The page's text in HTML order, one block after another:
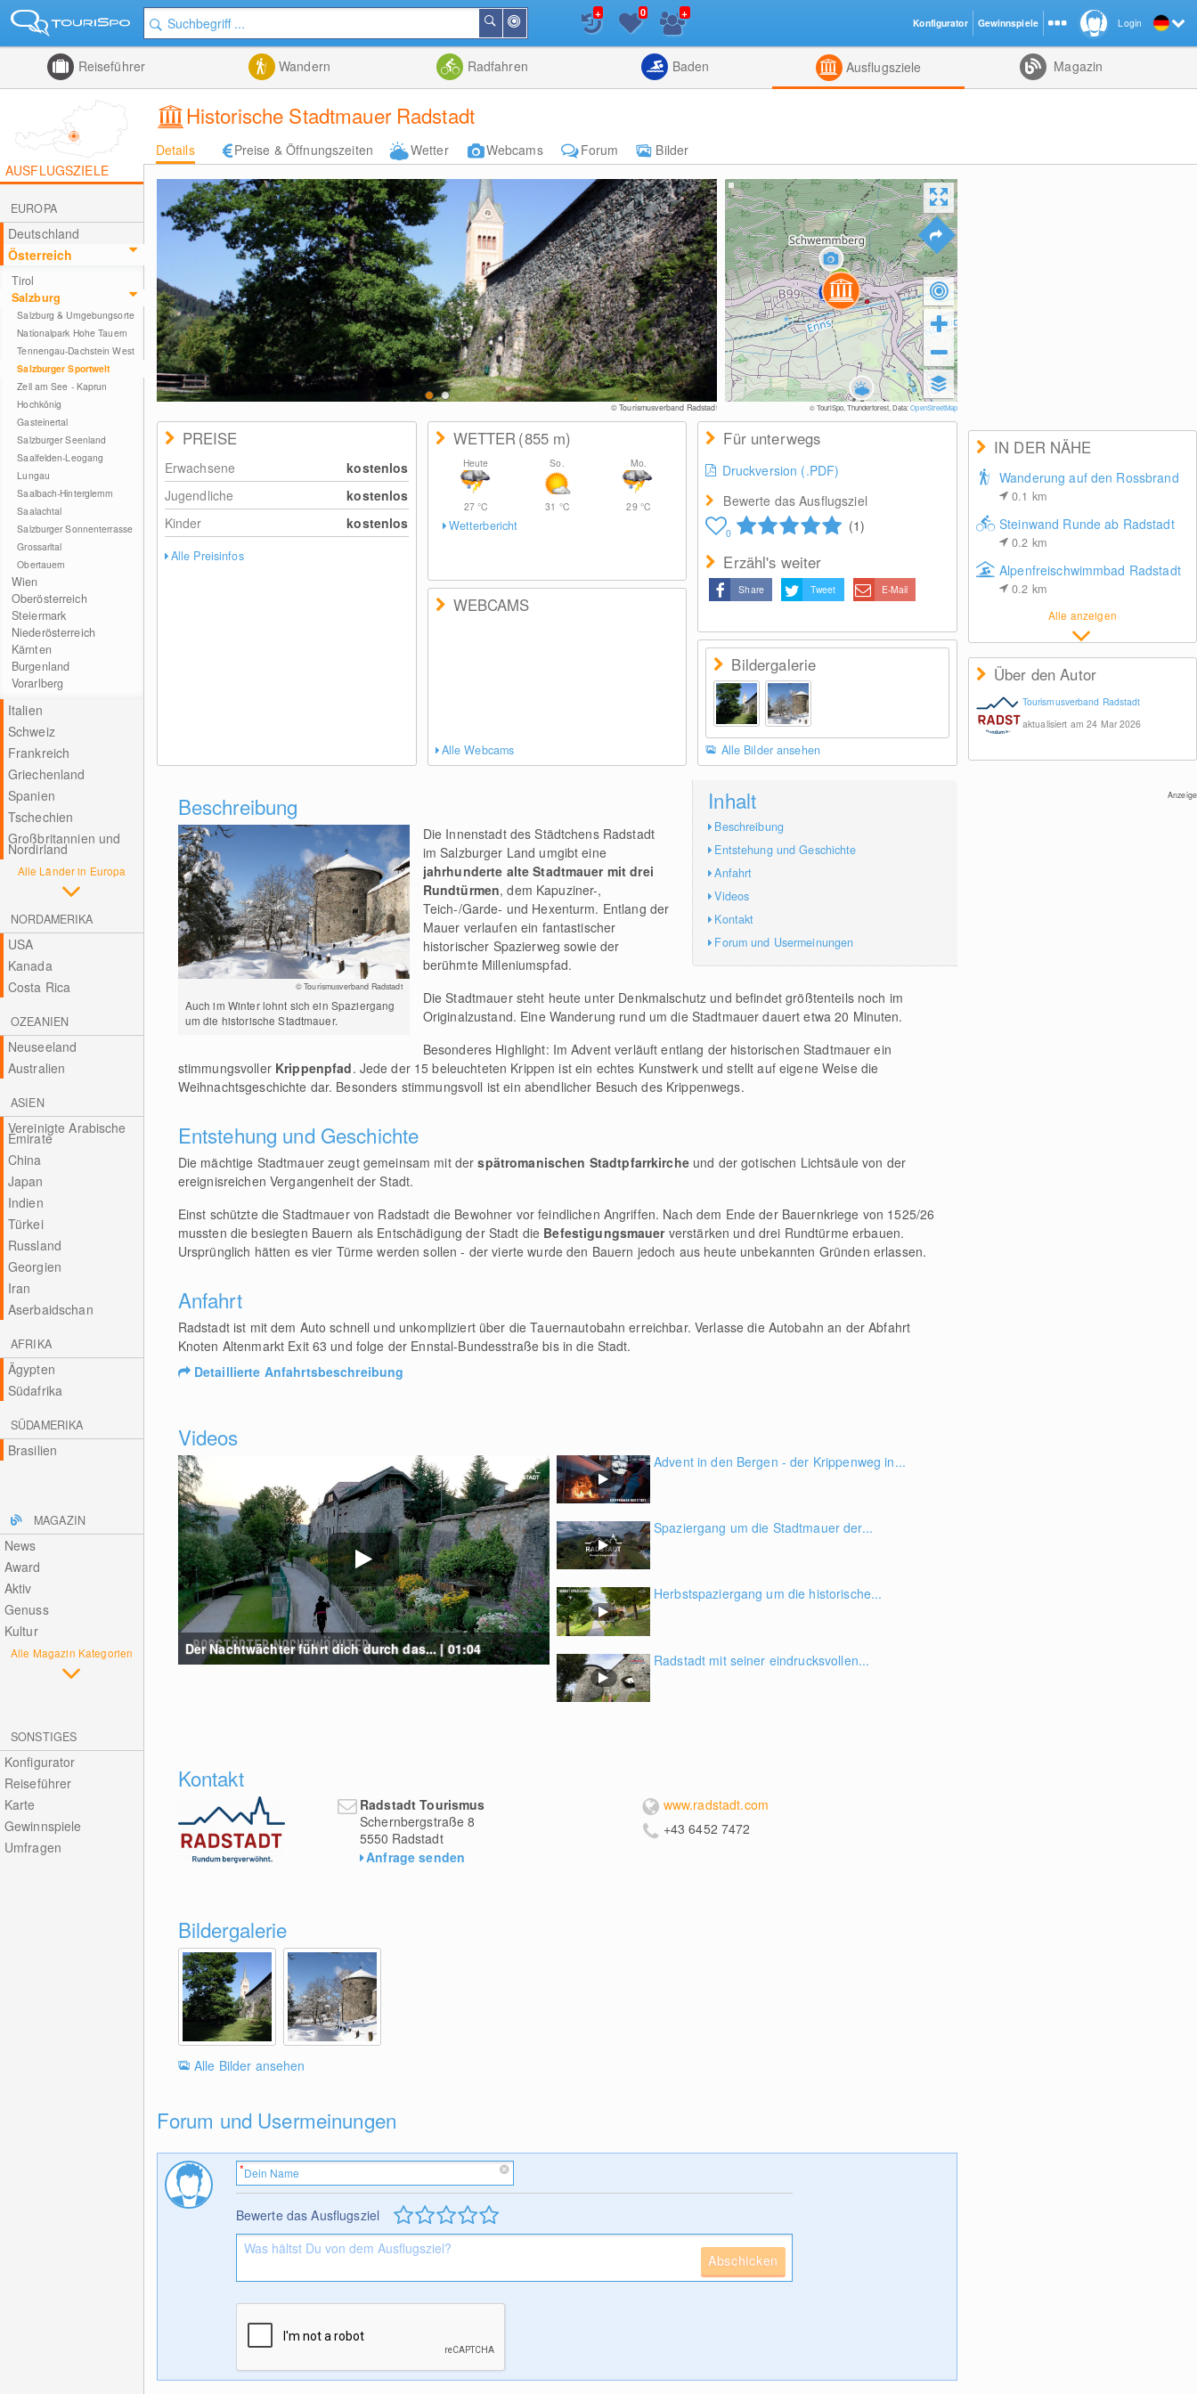
der
Nähe
Suchen
Listenansicht
+ 0 +
Reiseführer Wandern Radfahren Baden Ausflugsziele Magazin
Historische Stadtmauer Radstadt
Details Preise & Öffnungszeiten Wetter Webcams Forum
Bilder
AUSFLUGSZIELE
EUROPA
Deutschland
Österreich
Tirol
Salzburg
Salzburg & Umgebungsorte
Nationalpark Hohe Tauern
Tennengau-Dachstein West
Salzburger Sportwelt
Zell am See - Kaprun
Hochkönig
Gasteinertal
Salzburger Seenland
Saalfelden-Leogang
Lungau
Saalbach-Hinterglemm
Saalachtal
Salzburger Sonnenterrasse
Grossarltal
Obertauern
Wien
Oberösterreich
Steiermark
Niederösterreich
Kärnten
Burgenland
Vorarlberg
Italien
Schweiz
Frankreich
Griechenland
Spanien
Tschechien
Großbritannien und
Nordirland
Alle Länder in Europa
NORDAMERIKA
USA
Kanada
Costa Rica
OZEANIEN
Neuseeland
Australien
ASIEN
Vereinigte Arabische
Emirate
China
Japan
Indien
Türkei
Russland
Georgien
Iran
Aserbaidschan
AFRIKA
Ägypten
Südafrika
SÜDAMERIKA
Brasilien
MAGAZIN
News
Award
Aktiv
Genuss
Kultur
Alle Magazin Kategorien
SONSTIGES
Konfigurator
Reiseführer
Karte
Gewinnspiele
Umfragen
© Tourismusverband Radstadt © TouriSpo, Thunderforest, Data:OpenStreetMap
IN DER NÄHE
Wanderung auf den Rossbrand
0.1 km
Steinwand Runde ab Radstadt
0.2 km
Alpenfreischwimmbad Radstadt
0.2 km
Alle anzeigen
Über den Autor
Tourismusverband Radstadt
aktualisiert am 24 Mar 2026
Anzeige
PREISE
Erwachsene
kostenlos
Jugendliche
kostenlos
Kinder
kostenlos
Alle Preisinfos
WETTER(855 m)
Heute
27°C
So.
31 °C
Mo.
29 °C
Wetterbericht
WEBCAMS
Alle Webcams
Für unterwegs
Druckversion (.PDF)
Bewerte das Ausflugsziel
0 (1)
Erzähl's weiter
Share Tweet E-Mail
Bildergalerie
Alle Bilder ansehen
Inhalt
Beschreibung
Entstehung und Geschichte
Anfahrt
Videos
Kontakt
Forum und Usermeinungen
Beschreibung
© Tourismusverband Radstadt
Auch im Winter lohnt sich ein Spaziergang
um die historische Stadtmauer.
Die Innenstadt des Städtchens Radstadt
im Salzburger Land umgibt eine
jahrhunderte alte Stadtmauer mit drei
Rundtürmen, dem Kapuziner-,
Teich-/Garde- und Hexenturm. Entlang der
Mauer verlaufen ein fantastischer
historischer Spazierweg sowie der
berühmte Milleniumspfad.
Die Stadtmauer steht heute unter Denkmalschutz und befindet größtenteils noch im
Originalzustand. Eine Wanderung rund um die Stadtmauer dauert etwa 20 Minuten.
Besonderes Highlight: Im Advent verläuft entlang der historischen Stadtmauer ein
stimmungsvoller Krippenpfad. Jede der 15 beleuchteten Krippen ist ein echtes Kunstwerk und stellt auf eigene Weise die
Weihnachtsgeschichte dar. Besonders stimmungsvoll ist ein abendlicher Besuch des Krippenwegs.
Entstehung und Geschichte
Die mächtige Stadtmauer zeugt gemeinsam mit derspätromanischen Stadtpfarrkircheund der gotischen Lichtsäule von der
ereignisreichen Vergangenheit der Stadt.
Einst schützte die Stadtmauer von Radstadt die Bewohner vor feindlichen Angriffen. Nach dem Ende der Bauernkriege von 1525/26
mussten die besiegten Bauern als Entschädigung der Stadt die Befestigungsmauer verstärken und drei Rundtürme erbauen.
Ursprünglich hätten es vier Türme werden sollen - der vierte wurde den Bauern jedoch aus heute unbekannten Gründen erlassen.
Anfahrt
Radstadt ist mit dem Auto schnell und unkompliziert über die Tauernautobahn erreichbar. Verlasse die Autobahn an der Abfahrt
Knoten Altenmarkt Exit 63 und folge der Ennstal-Bundesstraße bis in die Stadt.
Detaillierte Anfahrtsbeschreibung
Videos
Der Nachtwächter führt dich durch das... | 01:04
Advent in den Bergen - der Krippenweg in...
Spaziergang um die Stadtmauer der...
Herbstspaziergang um die historische...
Radstadt mit seiner eindrucksvollen...
Kontakt
Radstadt Tourismus
Schernbergstraße 8
5550 Radstadt
Anfrage senden
www.radstadt.com
+43 6452 7472
Bildergalerie
Alle Bilder ansehen
Forum und Usermeinungen
Bewerte das Ausflugsziel
Abschicken
Login
Konfigurator Gewinnspiele